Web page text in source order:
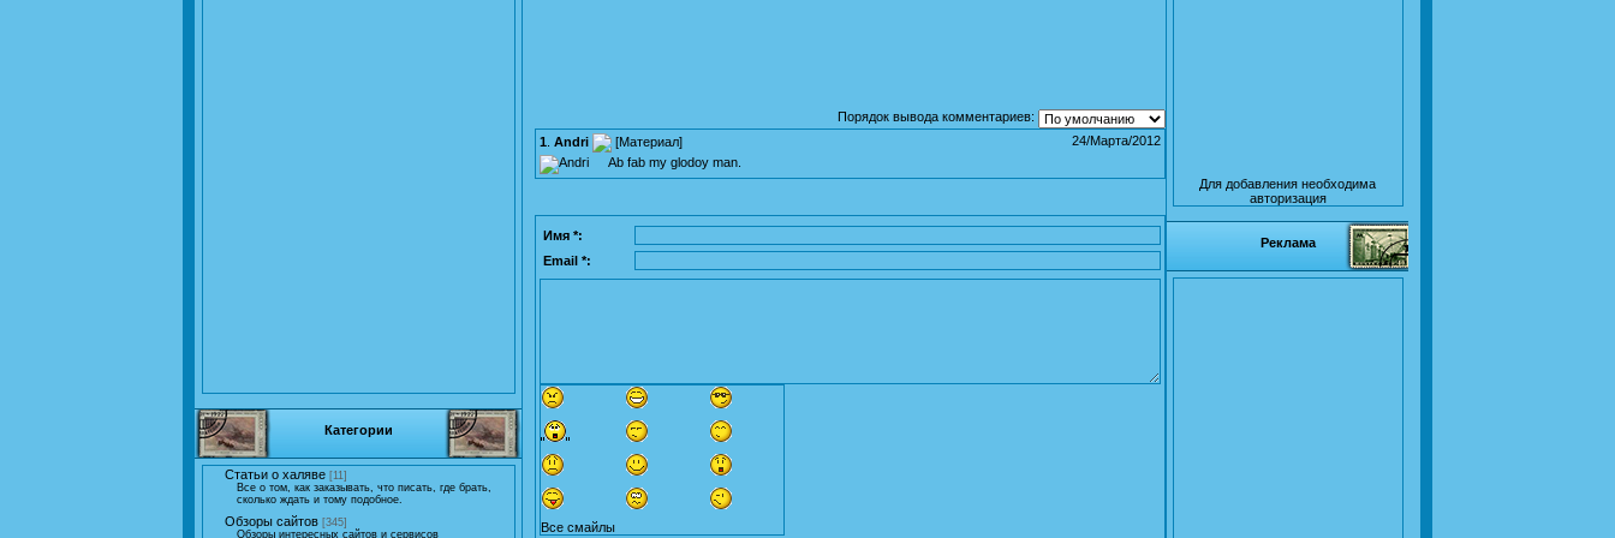
Категории
Статьи о халяве [11]
Все о том, как заказывать, что писать, где брать,
сколько ждать и тому подобное.
Обзоры сайтов [345]
Обзоры интересных сайтов и сервисов
Порядок вывода комментариев:
24/Марта/2012
1 Andri [Материал]
Ab fab my glodoy man.
Имя *:
Email *:
Все смайлы
Для добавления необходима
авторизация
Реклама